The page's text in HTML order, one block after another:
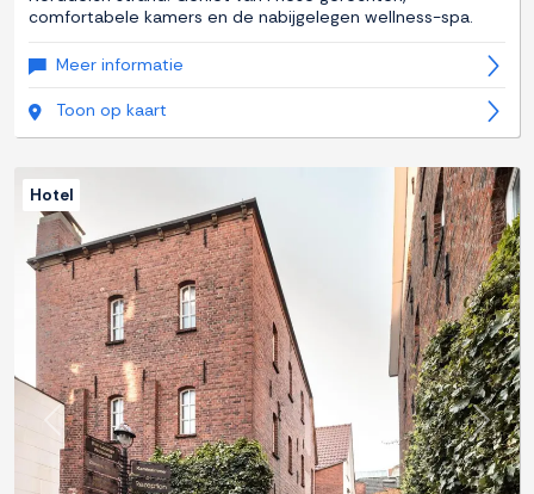
comfortabele kamers en de nabijgelegen wellness-spa.
Meer informatie
Toon op kaart
Previous Next
Hotel